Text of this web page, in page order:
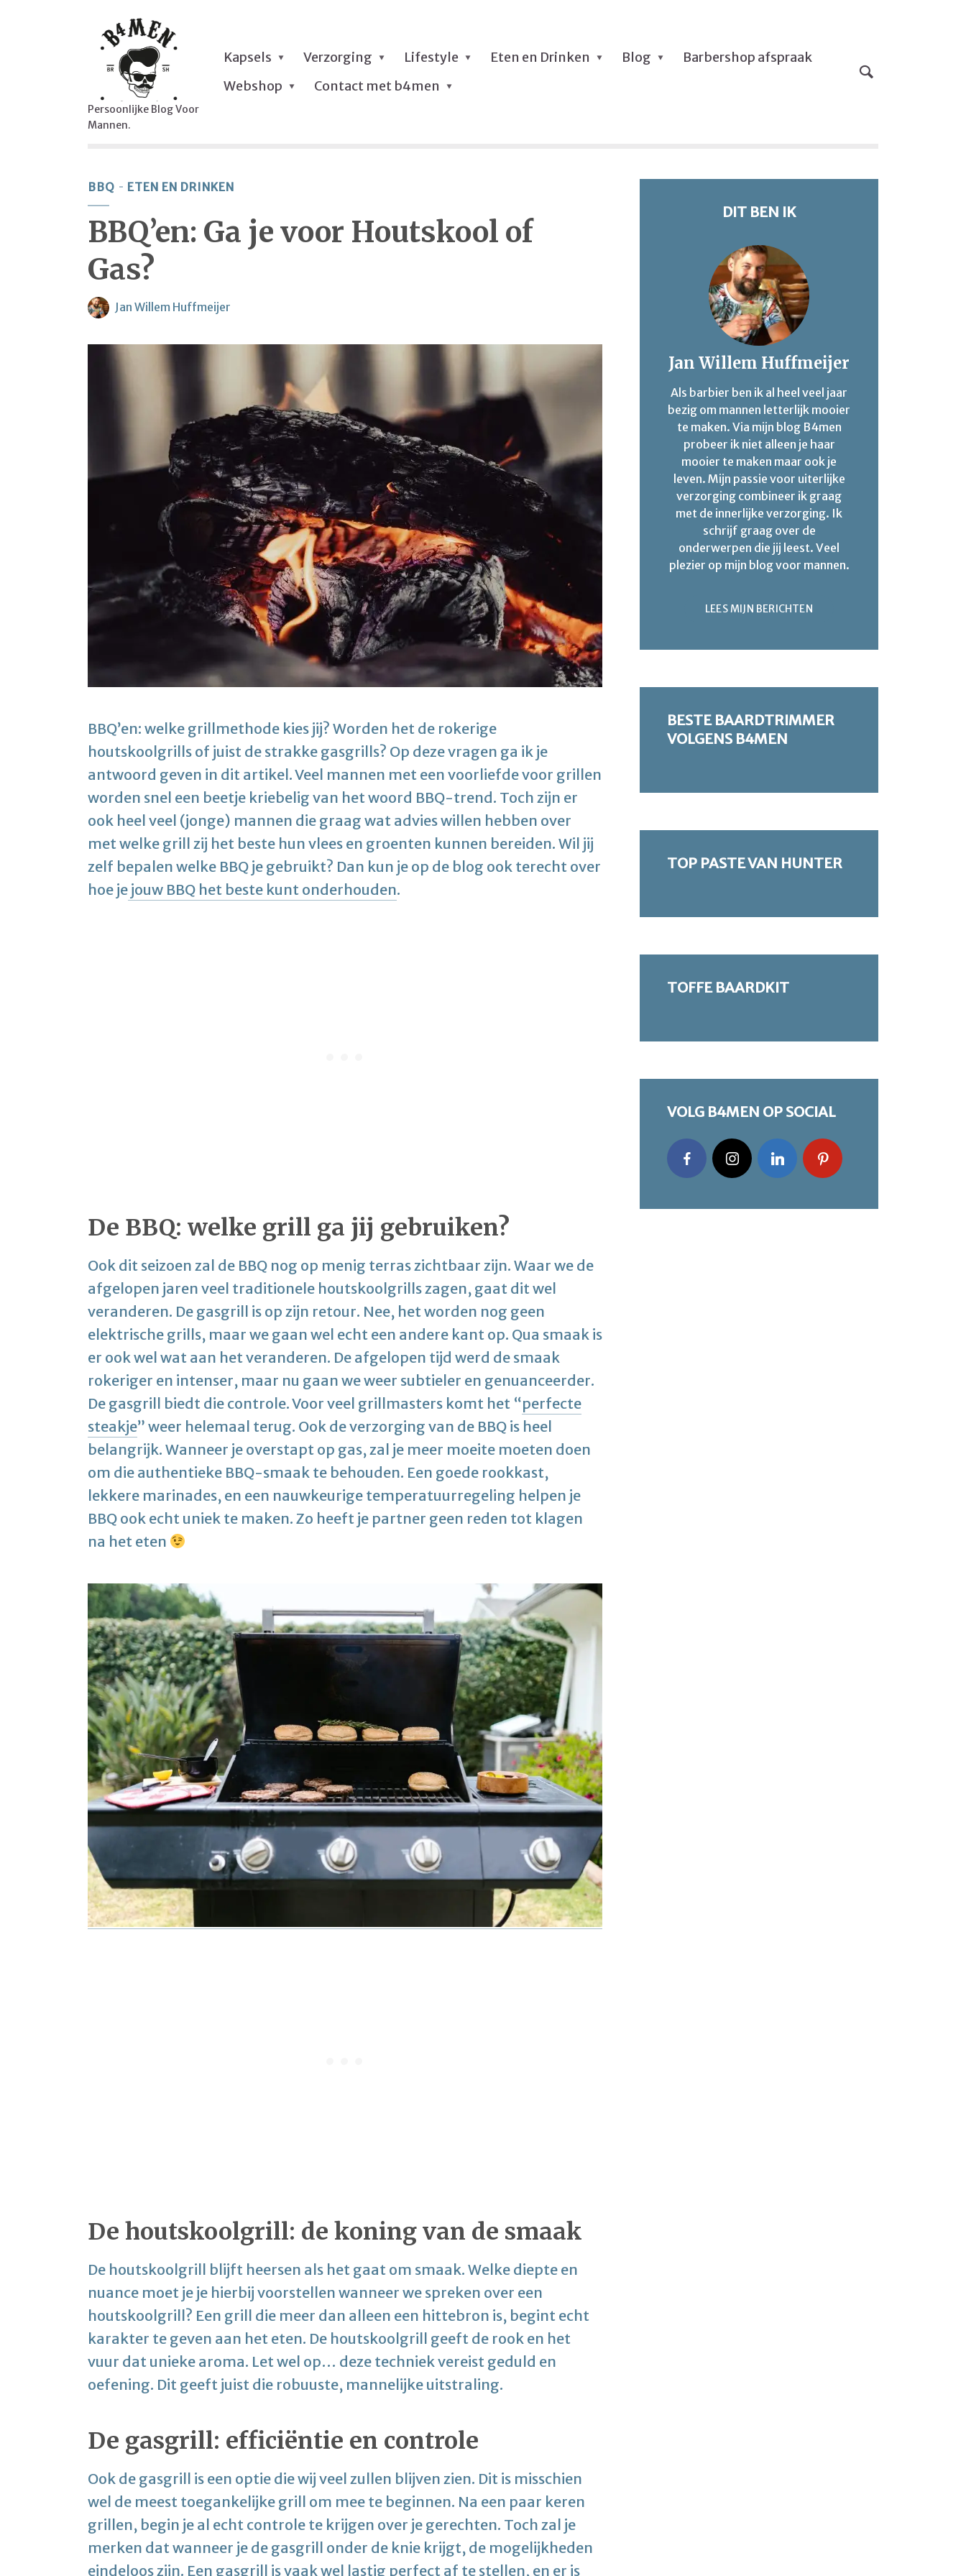
Persoonlijke Blog Voor
Mannen.
Kapsels Verzorging Lifestyle Eten en Drinken Blog
Barbershop afspraak
Webshop
Contact met b4men
BBQ ETEN EN DRINKEN
BBQ’en: Ga je voor Houtskool of
Gas?
Jan Willem Huffmeijer
BBQ’en: welke grillmethode kies jij? Worden het de rokerige
houtskoolgrills of juist de strakke gasgrills? Op deze vragen ga ik je
antwoord geven in dit artikel. Veel mannen met een voorliefde voor grillen
worden snel een beetje kriebelig van het woord BBQ-trend. Toch zijn er
ook heel veel (jonge) mannen die graag wat advies willen hebben over
met welke grill zij het beste hun vlees en groenten kunnen bereiden. Wil jij
zelf bepalen welke BBQ je gebruikt? Dan kun je op de blog ook terecht over
hoe je jouw BBQ het beste kunt onderhouden.
De BBQ: welke grill ga jij gebruiken?
Ook dit seizoen zal de BBQ nog op menig terras zichtbaar zijn. Waar we de
afgelopen jaren veel traditionele houtskoolgrills zagen, gaat dit wel
veranderen. De gasgrill is op zijn retour. Nee, het worden nog geen
elektrische grills, maar we gaan wel echt een andere kant op. Qua smaak is
er ook wel wat aan het veranderen. De afgelopen tijd werd de smaak
rokeriger en intenser, maar nu gaan we weer subtieler en genuanceerder.
De gasgrill biedt die controle. Voor veel grillmasters komt het “perfecte
steakje” weer helemaal terug. Ook de verzorging van de BBQ is heel
belangrijk. Wanneer je overstapt op gas, zal je meer moeite moeten doen
om die authentieke BBQ-smaak te behouden. Een goede rookkast,
lekkere marinades, en een nauwkeurige temperatuurregeling helpen je
BBQ ook echt uniek te maken. Zo heeft je partner geen reden tot klagen
na het eten
De houtskoolgrill: de koning van de smaak
De houtskoolgrill blijft heersen als het gaat om smaak. Welke diepte en
nuance moet je je hierbij voorstellen wanneer we spreken over een
houtskoolgrill? Een grill die meer dan alleen een hittebron is, begint echt
karakter te geven aan het eten. De houtskoolgrill geeft de rook en het
vuur dat unieke aroma. Let wel op… deze techniek vereist geduld en
oefening. Dit geeft juist die robuuste, mannelijke uitstraling.
De gasgrill: efficiëntie en controle
Ook de gasgrill is een optie die wij veel zullen blijven zien. Dit is misschien
wel de meest toegankelijke grill om mee te beginnen. Na een paar keren
grillen, begin je al echt controle te krijgen over je gerechten. Toch zal je
merken dat wanneer je de gasgrill onder de knie krijgt, de mogelijkheden
eindeloos zijn. Een gasgrill is vaak wel lastig perfect af te stellen, en er is
DIT BEN IK
Jan Willem Huffmeijer
Als barbier ben ik al heel veel jaar
bezig om mannen letterlijk mooier
te maken. Via mijn blog B4men
probeer ik niet alleen je haar
mooier te maken maar ook je
leven. Mijn passie voor uiterlijke
verzorging combineer ik graag
met de innerlijke verzorging. Ik
schrijf graag over de
onderwerpen die jij leest. Veel
plezier op mijn blog voor mannen.
LEES MIJN BERICHTEN
BESTE BAARDTRIMMER
VOLGENS B4MEN
TOP PASTE VAN HUNTER
TOFFE BAARDKIT
VOLG B4MEN OP SOCIAL